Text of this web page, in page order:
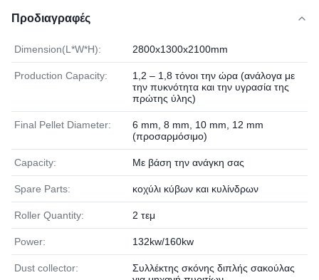
Προδιαγραφές
Dimension(L*W*H): 2800x1300x2100mm
Production Capacity:
1,2 – 1,8 τόνοι την ώρα (ανάλογα με
την πυκνότητα και την υγρασία της
πρώτης ύλης)
Final Pellet Diameter:
6 mm, 8 mm, 10 mm, 12 mm
(προσαρμόσιμο)
Capacity: Με βάση την ανάγκη σας
Spare Parts: κοχύλι κύβων και κυλίνδρων
Roller Quantity: 2 τεμ
Power: 132kw/160kw
Dust collector:
Συλλέκτης σκόνης διπλής σακούλας